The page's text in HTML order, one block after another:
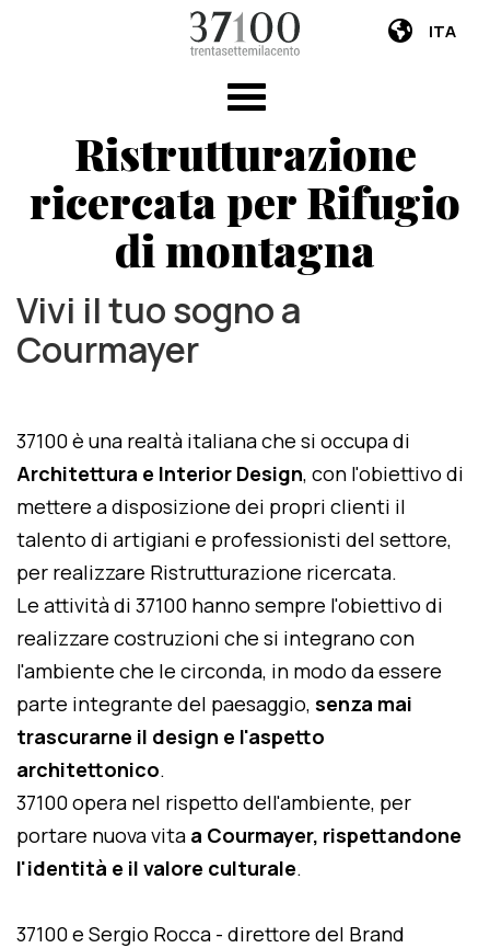
ITA
Ristrutturazione
ricercata per Rifugio
di montagna
Vivi il tuo sogno a
Courmayer
37100 è una realtà italiana che si occupa di
Architettura e Interior Design, con l'obiettivo di
mettere a disposizione dei propri clienti il
talento di artigiani e professionisti del settore,
per realizzare Ristrutturazione ricercata.
Le attività di 37100 hanno sempre l'obiettivo di
realizzare costruzioni che si integrano con
l'ambiente che le circonda, in modo da essere
parte integrante del paesaggio, senza mai
trascurarne il design e l'aspetto
architettonico.
37100 opera nel rispetto dell'ambiente, per
portare nuova vita a Courmayer, rispettandone
l'identità e il valore culturale.
37100 e Sergio Rocca - direttore del Brand